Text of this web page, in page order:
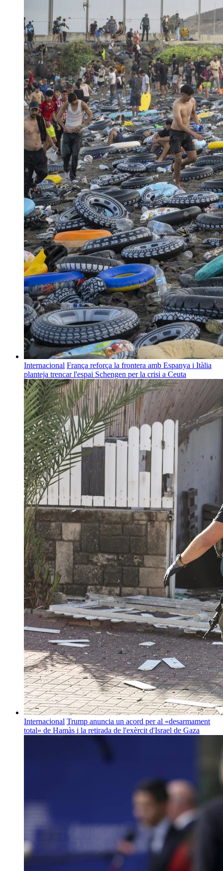
Internacional França reforça la frontera amb Espanya i Itàlia
planteja trencar l'espai Schengen per la crisi a Ceuta
Internacional Trump anuncia un acord per al «desarmament
total» de Hamàs i la retirada de l'exèrcit d'Israel de Gaza